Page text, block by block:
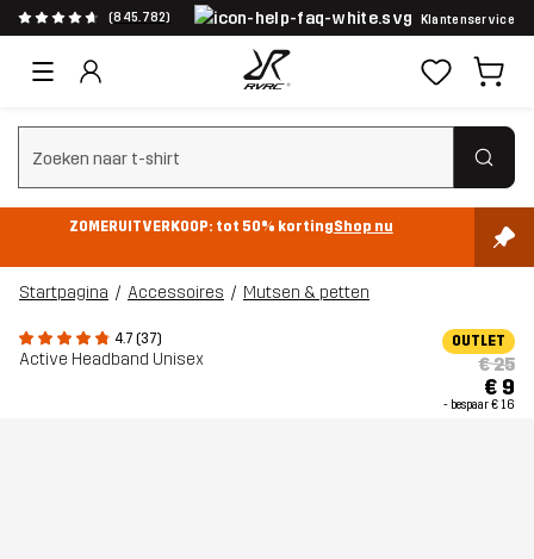
(845.782) Klantenservice
Zoeken wissen
ZOMERUITVERKOOP: tot 50% kortingShop nu
Startpagina Accessoires Mutsen & petten
4.7 (37)
Active Headband Unisex
OUTLET
€ 25
€ 9
- bespaar€ 16